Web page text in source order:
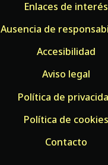
Enlaces de interés
Ausencia de
Accesibilidad
Aviso legal
Política de
Política de cookies
Contacto